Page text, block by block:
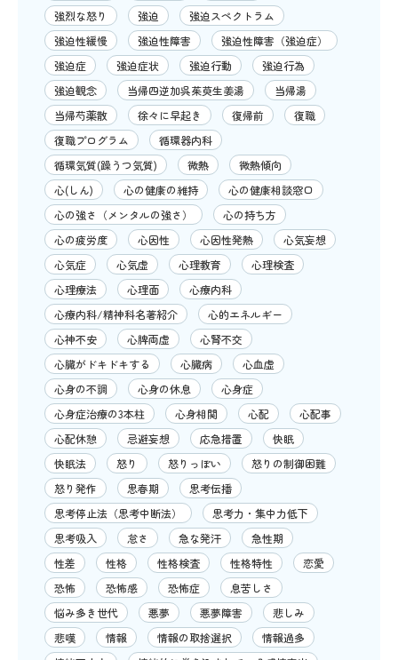
強烈な怒り
強迫
強迫スペクトラム
強迫性緩慢
強迫性障害
強迫性障害（強迫症）
強迫症
強迫症状 強迫行動
強迫行為
強迫観念
当帰四逆加呉茱萸生姜湯
当帰湯
当帰芍薬散
徐々に早起き 復帰前
復職
復職プログラム
循環器内科
循環気質(躁うつ気質)
微熱
微熱傾向
心(しん)
心の健康の維持
心の健康相談窓口
心の強さ（メンタルの強さ）
心の持ち方
心の疲労度
心因性 心因性発熱
心気妄想
心気症
心気虚 心理教育
心理検査
心理療法
心理面
心療内科
心療内科/精神科名著紹介
心的エネルギー
心神不安
心脾両虚
心腎不交
心臓がドキドキする
心臓病
心血虚
心身の不調
心身の休息
心身症
心身症治療の3本柱
心身相関 心配
心配事
心配休憩
忌避妄想 応急措置
快眠
快眠法
怒り 怒りっぽい
怒りの制御困難
怒り発作
思春期
思考伝播
思考停止法（思考中断法）
思考力・集中力低下
思考吸入
怠さ 急な発汗
急性期
性差
性格 性格検査 性格特性
恋愛
恐怖
恐怖感 恐怖症
息苦しさ
悩み多き世代
悪夢 悪夢障害
悲しみ
悲嘆
情報 情報の取捨選択
情報過多